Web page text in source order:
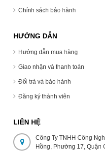
Chính sách bảo hành
HƯỚNG DẪN
Hướng dẫn mua hàng
Giao nhận và thanh toán
Đổi trả và bảo hành
Đăng ký thành viên
LIÊN HỆ
Công Ty TNHH Công
Hồng, Phường 17, Quận